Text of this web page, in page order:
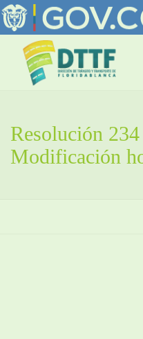
Resolución
Modificación